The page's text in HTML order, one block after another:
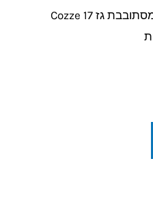
טאבון קוצה 17 אבן מסתובבת גז Cozze 17